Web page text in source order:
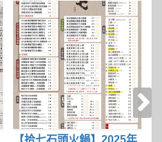
【拾七石頭火鍋】2025年